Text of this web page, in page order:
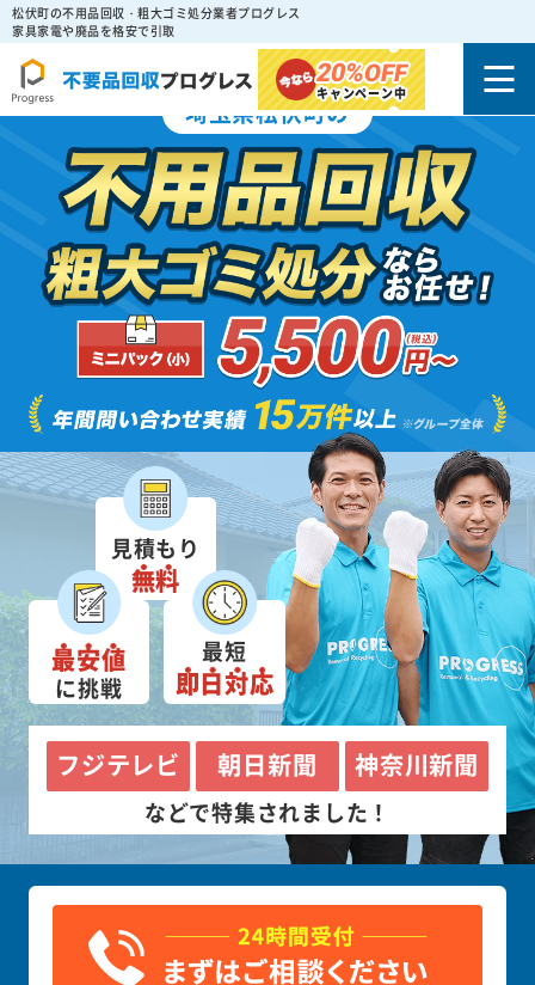
松伏町の不用品回収・粗大ゴミ処分業者プログレス
家具家電や廃品を格安で引取
20%OFF
キャンペーン中
埼玉県松伏町の
見積もり
無料
最安値
に挑戦
最短
即日対応
フジテレビ 朝日新聞 神奈川新聞
などで特集されました！